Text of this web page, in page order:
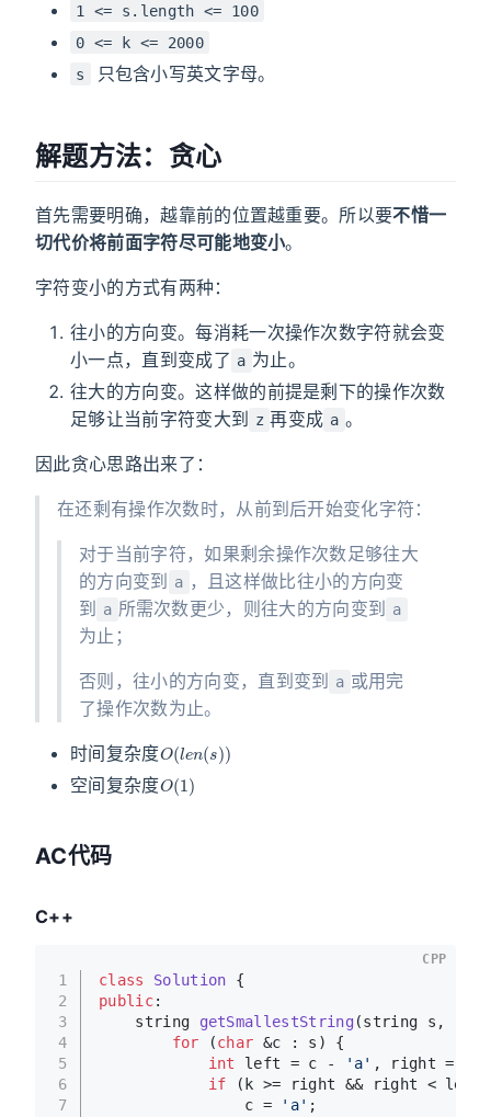
1 <= s.length <= 100
0 <= k <= 2000
s
只包含小写英文字母。
解题方法：贪心
首先需要明确，越靠前的位置越重要。所以要不惜一
切代价将前面字符尽可能地变小。
字符变小的方式有两种：
往小的方向变。每消耗一次操作次数字符就会变
小一点，直到变成了 a 为止。
往大的方向变。这样做的前提是剩下的操作次数
足够让当前字符变大到 z 再变成 a 。
因此贪心思路出来了：
在还剩有操作次数时，从前到后开始变化字符：
对于当前字符，如果剩余操作次数足够往大
的方向变到 a ，且这样做比往小的方向变
到 a 所需次数更少，则往大的方向变到 a
为止；
否则，往小的方向变，直到变到 a 或用完
了操作次数为止。
时间复杂度
空间复杂度
O (1)
AC代码
C++
1
2
3
4
5
6
7
class Solution {
public:
string getSmallestString (string s,
for (char &c : s) {
int
left = c - 'a' , right =
if (k >= right && right <
                c =
'a' ;
CPP